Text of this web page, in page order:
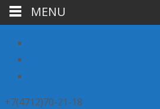
+7(4712)70-21-18
MENU